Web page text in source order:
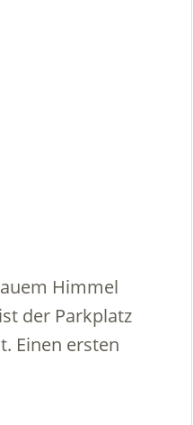
Himmel
der Parkplatz
Einen ersten